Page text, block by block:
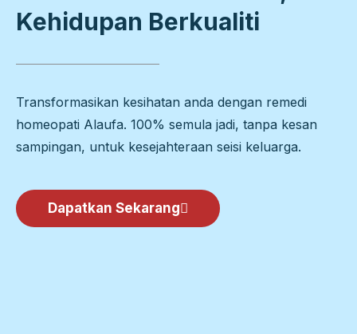
Kehidupan Berkualiti
Transformasikan kesihatan anda dengan remedi
homeopati Alaufa. 100% semula jadi, tanpa kesan
sampingan, untuk kesejahteraan seisi keluarga.
Dapatkan Sekarang